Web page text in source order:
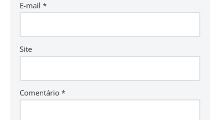
E-mail *
Site
Comentário *